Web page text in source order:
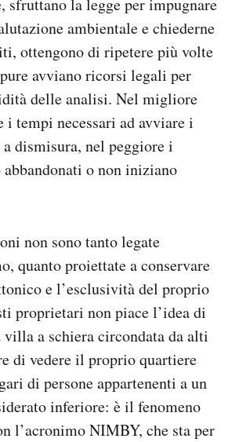
sfruttano la legge per impugnare
ambientale e chiederne
ottengono di ripetere più volte
avviano ricorsi legali per
delle analisi. Nel migliore
i tempi necessari ad avviare i
dismisura, nel peggiore i
o non iniziano
non sono tanto legate
quanto proiettate a conservare
e l’esclusività del proprio
proprietari non piace l’idea di
a schiera circondata da alti
di vedere il proprio quartiere
di persone appartenenti a un
inferiore: è il fenomeno
l’acronimo NIMBY, che sta per